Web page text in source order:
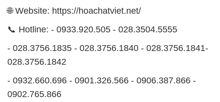
🌐 Website: https://hoachatviet.net/
📞 Hotline: - 0933.920.505 - 028.3504.5555
- 028.3756.1835 - 028.3756.1840 - 028.3756.1841-
028.3756.1842
- 0932.660.696 - 0901.326.566 - 0906.387.866 -
0902.765.866